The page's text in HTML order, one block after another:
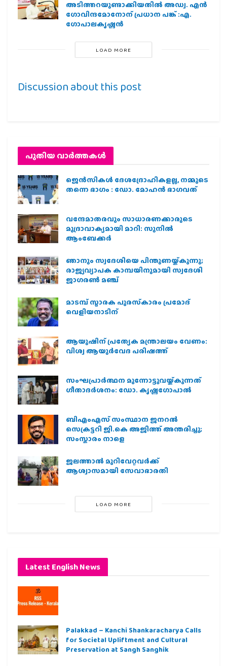
അടിത്തറയുണ്ടാക്കിയതില്‍ അഡ്വ. എന്‍
ഗോവിന്ദമോനോന് പ്രധാന പങ്ക് :എ.
ഗോപാലകൃഷ്ണന്‍
LOAD MORE
Discussion about this post
പുതിയ വാര്‍ത്തകള്‍
ജെന്‍സികള്‍ ദേശദ്രോഹികളല്ല, നമ്മുടെ
തന്നെ ഭാഗം : ഡോ. മോഹന്‍ ഭാഗവത്
വന്ദേമാതരവും സാധാരണക്കാരുടെ
മുദ്രാവാക്യമായി മാറി: സുനിൽ
ആംബേക്കർ
ഞാനും സ്വദേശിയെ പിന്തുണയ്ക്കുന്നു;
രാജ്യവ്യാപക കാമ്പയിനുമായി സ്വദേശി
ജാഗരണ്‍ മഞ്ച്
മാടമ്പ് സ്മാരക പുരസ്‌കാരം പ്രമോദ്
വെളിയനാടിന്
ആയുഷിന് പ്രത്യേക മന്ത്രാലയം വേണം:
വിശ്വ ആയുര്‍വേദ പരിഷത്ത്
സംഘപ്രാര്‍ത്ഥന മുന്നോട്ടുവയ്ക്കുന്നത്
ഗീതാദര്‍ശനം: ഡോ. കൃഷ്ണഗോപാല്‍
ബിഎംഎസ് സംസ്ഥാന ജനറൽ
സെക്രട്ടറി ജി.കെ അജിത്ത് അന്തരിച്ചു;
സംസ്കാരം നാളെ
ജലത്താല്‍ മുറിവേറ്റവര്‍ക്ക്
ആശ്വാസമായി സേവാഭാരതി
LOAD MORE
Latest English News
Palakkad – Kanchi Shankaracharya Calls
for Societal Upliftment and Cultural
Preservation at Sangh Sanghik